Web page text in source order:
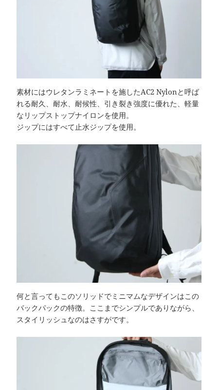
素材にはウレタンラミネートを施したAC2 Nylonと呼ば
れる耐久、耐水、耐候性、引き裂き強度に優れた、軽量
なリップストップナイロンを使用。
ジップにはすべて止水ジップを使用。
何と言ってもこのソリッドでミニマムなデザインはこの
バックパックの特徴。ここまでシンプルでありながら、
スタイリッシュなのはさすがです。